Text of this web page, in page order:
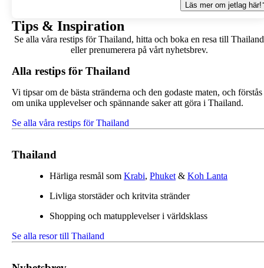
Läs mer om jetlag här!
Tips & Inspiration
Se alla våra restips för Thailand, hitta och boka en resa till Thailand
eller prenumerera på vårt nyhetsbrev.
Alla restips för Thailand
Vi tipsar om de bästa stränderna och den godaste maten, och förstås
om unika upplevelser och spännande saker att göra i Thailand.
Se alla våra restips för Thailand
Thailand
Härliga resmål som Krabi, Phuket & Koh Lanta
Livliga storstäder och kritvita stränder
Shopping och matupplevelser i världsklass
Se alla resor till Thailand